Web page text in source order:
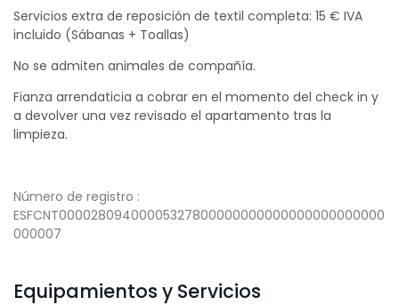
Servicios extra de reposición de textil completa: 15 € IVA
incluido (Sábanas + Toallas)
No se admiten animales de compañía.
Fianza arrendaticia a cobrar en el momento del check in y
a devolver una vez revisado el apartamento tras la
limpieza.
Número de registro :
ESFCNT00002809400005327800000000000000000000000
000007
Equipamientos y Servicios